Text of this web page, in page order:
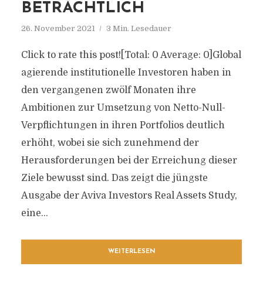
BETRÄCHTLICH
26. November 2021 3 Min. Lesedauer
Click to rate this post![Total: 0 Average: 0]Global
agierende institutionelle Investoren haben in
den vergangenen zwölf Monaten ihre
Ambitionen zur Umsetzung von Netto-Null-
Verpflichtungen in ihren Portfolios deutlich
erhöht, wobei sie sich zunehmend der
Herausforderungen bei der Erreichung dieser
Ziele bewusst sind. Das zeigt die jüngste
Ausgabe der Aviva Investors Real Assets Study,
eine...
WEITERLESEN